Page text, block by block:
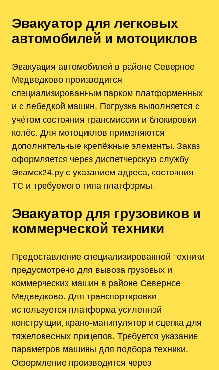
Эвакуатор для легковых
автомобилей и мотоциклов
Эвакуация автомобилей в районе Северное
Медведково производится
специализированным парком платформенных
и с лебедкой машин. Погрузка выполняется с
учётом состояния трансмиссии и блокировки
колёс. Для мотоциклов применяются
дополнительные крепёжные элементы. Заказ
оформляется через диспетчерскую службу
Эвамск24.ру с указанием адреса‚ состояния
ТС и требуемого типа платформы.
Эвакуатор для грузовиков и
коммерческой техники
Предоставление специализированной техники
предусмотрено для вывоза грузовых и
коммерческих машин в районе Северное
Медведково. Для транспортировки
используется платформа усиленной
конструкции‚ крано‑манипулятор и сцепка для
тяжеловесных прицепов. Требуется указание
параметров машины для подбора техники.
Оформление производится через